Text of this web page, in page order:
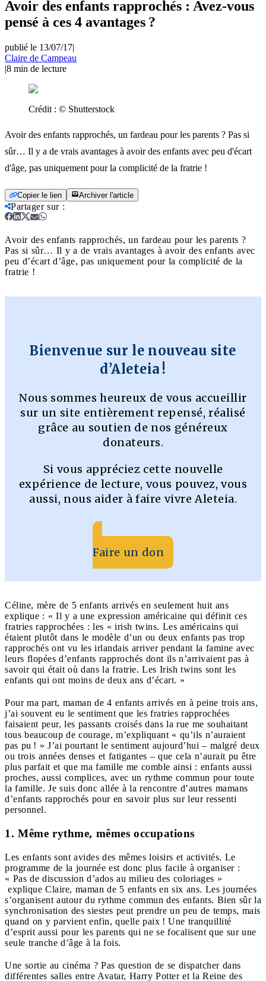
Avoir des enfants rapprochés : Avez-vous
pensé à ces 4 avantages ?
publié le 13/07/17|
Claire de Campeau
|8 min de lecture
Crédit : © Shutterstock
Avoir des enfants rapprochés, un fardeau pour les parents ? Pas si
sûr… Il y a de vrais avantages à avoir des enfants avec peu d'écart
d'âge, pas uniquement pour la complicité de la fratrie !
Copier le lien Archiver l'article
Partager sur:
Avoir des enfants rapprochés, un fardeau pour les parents ?
Pas si sûr… Il y a de vrais avantages à avoir des enfants avec
peu d’écart d’âge, pas uniquement pour la complicité de la
fratrie !
Bienvenue sur le nouveau site
d’Aleteia !
Nous sommes heureux de vous accueillir
sur un site entièrement repensé, réalisé
grâce au soutien de nos généreux
donateurs.
Si vous appréciez cette nouvelle
expérience de lecture, vous pouvez, vous
aussi, nous aider à faire vivre Aleteia.
Faire un don
Céline, mère de 5 enfants arrivés en seulement huit ans
explique : « Il y a une expression américaine qui définit ces
fratries rapprochées : les « irish twins. Les américains qui
étaient plutôt dans le modèle d’un ou deux enfants pas trop
rapprochés ont vu les irlandais arriver pendant la famine avec
leurs flopées d’enfants rapprochés dont ils n’arrivaient pas à
savoir qui était où dans la fratrie. Les Irish twins sont les
enfants qui ont moins de deux ans d’écart. »
Pour ma part, maman de 4 enfants arrivés en à peine trois ans,
j’ai souvent eu le sentiment que les fratries rapprochées
faisaient peur, les passants croisés dans la rue me souhaitant
tous beaucoup de courage, m’expliquant « qu’ils n’auraient
pas pu ! » J’ai pourtant le sentiment aujourd’hui – malgré deux
ou trois années denses et fatigantes – que cela n’aurait pu être
plus parfait et que ma famille me comble ainsi : enfants aussi
proches, aussi complices, avec un rythme commun pour toute
la famille. Je suis donc allée à la rencontre d’autres mamans
d’enfants rapprochés pour en savoir plus sur leur ressenti
personnel.
1. Même rythme, mêmes occupations
Les enfants sont avides des mêmes loisirs et activités. Le
programme de la journée est donc plus facile à organiser :
« Pas de discussion d’ados au milieu des coloriages »
explique Claire, maman de 5 enfants en six ans. Les journées
s’organisent autour du rythme commun des enfants. Bien sûr la
synchronisation des siestes peut prendre un peu de temps, mais
quand on y parvient enfin, quelle paix ! Une tranquillité
d’esprit aussi pour les parents qui ne se focalisent que sur une
seule tranche d’âge à la fois.
Une sortie au cinéma ? Pas question de se dispatcher dans
différentes salles entre Avatar, Harry Potter et la Reine des